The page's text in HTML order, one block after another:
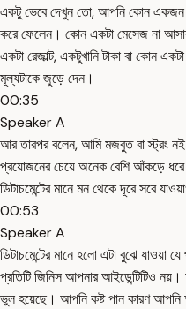
একটু ভেবে দেখুন তো, আপনি কোন একজন
করে ফেলেন। কোন একটা মেসেজ না
একটা রেজাল্ট, একটুখানি টাকা বা কোন
মূল্যটাকে জুড়ে দেন।
00:35
Speaker A
আর তারপর বলেন, আমি মজবুত বা স্ট্রং
প্রয়োজনের চেয়ে অনেক বেশি আঁকড়ে ধরে
ডিটাচমেন্টের মানে মন থেকে দূরে সরে
00:53
Speaker A
ডিটাচমেন্টের মানে হলো এটা বুঝে যাওয়া
প্রতিটি জিনিস আপনার আইডেন্টিটিও
ভুল হয়েছে। আপনি কষ্ট পান কারণ আপনি